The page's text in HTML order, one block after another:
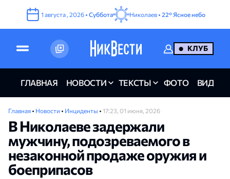
1 августа , 2026 • Суббота Николаев • 22° Ясное небо
КЛУБ
ГЛАВНАЯ НОВОСТИ ТЕКСТЫ ФОТО ВИДЕО
Главная • Новости • Инциденты • 17:23, 01 июня, 2026
В Николаеве задержали
мужчину, подозреваемого в
незаконной продаже оружия и
боеприпасов